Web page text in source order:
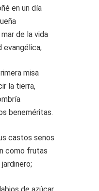
en un día
de la vida
evangélica,
misa
la tierra,
beneméritas.
castos senos
como frutas